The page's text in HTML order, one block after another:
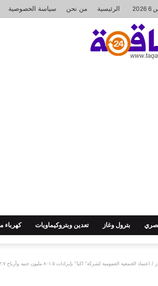
الرئيسية من نحن سياسة الخصوصية
بترول وغاز تعدين وبتروكيماويات كهرباء
/ اعتماد الجمعية العمومية لشركة” اكبا” بإيرادات ٨٠١.٥ مليون جنيه وأرباح ٢٨٣.٧ مليون جنيه لعام ٢٠٢٤